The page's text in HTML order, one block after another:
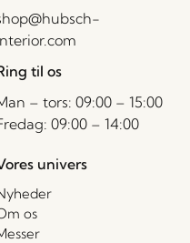
til os
– tors: 09:00 – 15:00
09:00 – 14:00
univers
os